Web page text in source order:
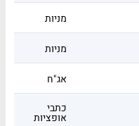
מניות
מניות
אג"ח
כתבי
אופציות